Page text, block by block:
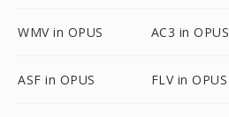
WMV in OPUS AC3 in OPUS
ASF in OPUS FLV in OPUS